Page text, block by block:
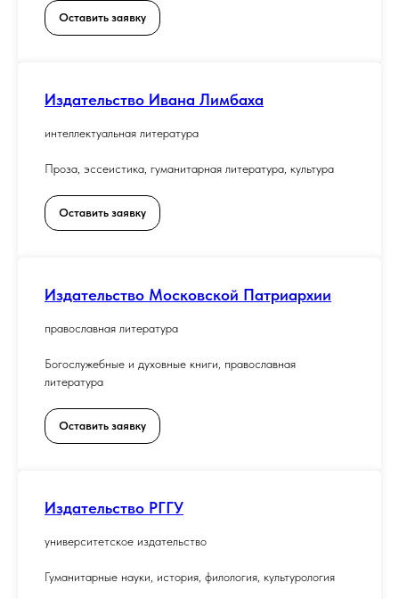
Оставить заявку
Издательство Ивана Лимбаха
интеллектуальная литература
Проза, эссеистика, гуманитарная литература, культура
Оставить заявку
Издательство Московской Патриархии
православная литература
Богослужебные и духовные книги, православная
литература
Оставить заявку
Издательство РГГУ
университетское издательство
Гуманитарные науки, история, филология, культурология